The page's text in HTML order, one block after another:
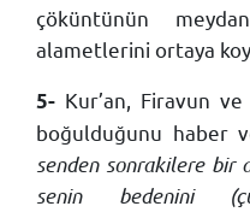
çöküntünün
alametlerini ortaya
5- Kur’an, Firavun ve
boğulduğunu haber
senden sonrakilere bir
senin bedenini